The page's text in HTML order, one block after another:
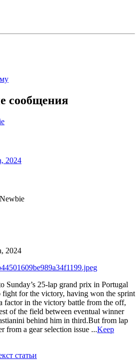
сообщения
2024
2024
Sunday’s 25-lap grand prix in Portugal
fight for the victory, having won the sprint
factor in the victory battle from the off,
of the field between eventual winner
behind him in third.But from lap
from a gear selection issue ...Keep
статьи